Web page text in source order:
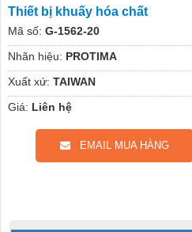
Thiết bị khuấy hóa chất
Mã số: G-1562-20
Nhãn hiệu: PROTIMA
Xuất xứ: TAIWAN
Giá: Liên hệ
EMAIL MUA HÀNG